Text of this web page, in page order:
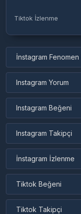
Tiktok İzlenme
İnstagram
Instagram Yorum
Instagram Beğeni
Instagram Takipçi
İnstagram İzlenme
Tiktok Beğeni
Tiktok Takipçi